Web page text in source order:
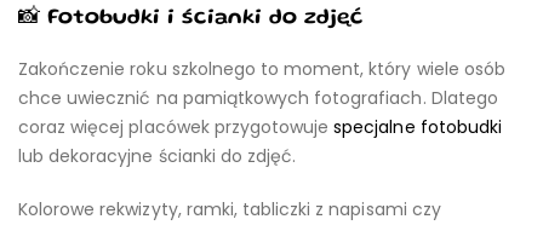
📸 Fotobudki i ścianki do zdjęć
Zakończenie roku szkolnego to moment, który wiele osób
chce uwiecznić na pamiątkowych fotografiach. Dlatego
coraz więcej placówek przygotowujespecjalne fotobudki
lub dekoracyjne ścianki do zdjęć.
Kolorowe rekwizyty, ramki, tabliczki z napisami czy